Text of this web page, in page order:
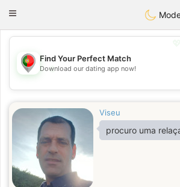
Toggle
💖
💕
Find Your Perfect Match
Download our dating app now!
Viseu
procuro uma